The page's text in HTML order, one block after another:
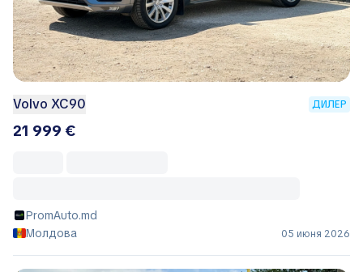
Volvo XC90 ДИЛЕР
21 999 €
PromAuto.md
Молдова
05 июня 2026